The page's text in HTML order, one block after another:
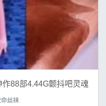
88部4.44G颤抖吧灵魂
丝袜